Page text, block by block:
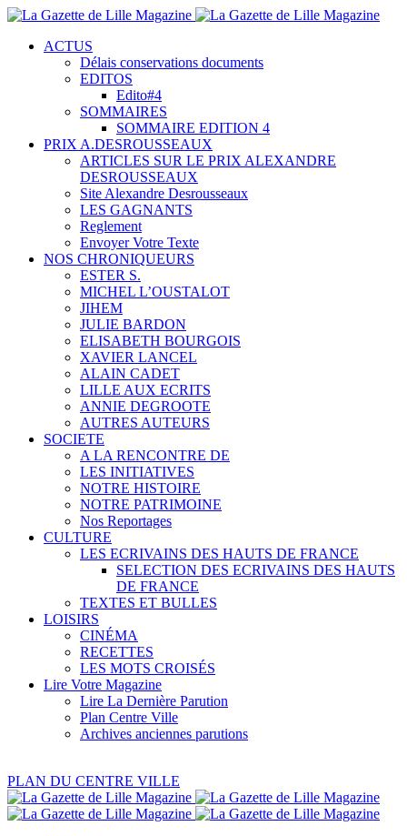
ACTUS
Délais conservations documents
EDITOS
Edito#4
SOMMAIRES
SOMMAIRE EDITION 4
PRIX A.DESROUSSEAUX
ARTICLES SUR LE PRIX ALEXANDRE
DESROUSSEAUX
Site Alexandre Desrousseaux
LES GAGNANTS
Reglement
Envoyer Votre Texte
NOS CHRONIQUEURS
ESTER S.
MICHEL L’OUSTALOT
JIHEM
JULIE BARDON
ELISABETH BOURGOIS
XAVIER LANCEL
ALAIN CADET
LILLE AUX ECRITS
ANNIE DEGROOTE
AUTRES AUTEURS
SOCIETE
A LA RENCONTRE DE
LES INITIATIVES
NOTRE HISTOIRE
NOTRE PATRIMOINE
Nos Reportages
CULTURE
LES ECRIVAINS DES HAUTS DE FRANCE
SELECTION DES ECRIVAINS DES HAUTS
DE FRANCE
TEXTES ET BULLES
LOISIRS
CINÉMA
RECETTES
LES MOTS CROISÉS
Lire Votre Magazine
Lire La Dernière Parution
Plan Centre Ville
Archives anciennes parutions
PLAN DU CENTRE VILLE